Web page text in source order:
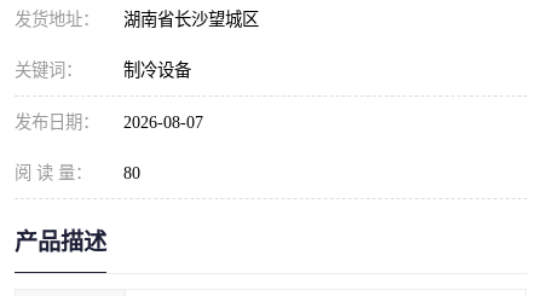
发货地址： 湖南省长沙望城区
关键词： 制冷设备
发布日期： 2026-08-07
阅 读 量： 80
产品描述